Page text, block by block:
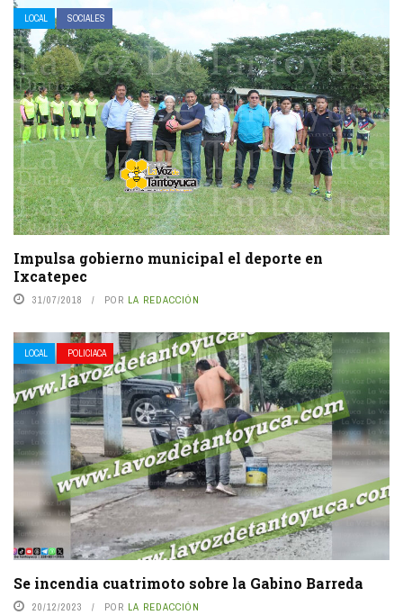
LOCAL SOCIALES
Impulsa gobierno municipal el deporte en
Ixcatepec
31/07/2018 POR LA REDACCIÓN
LOCAL POLICIACA
Se incendia cuatrimoto sobre la Gabino Barreda
20/12/2023 POR LA REDACCIÓN